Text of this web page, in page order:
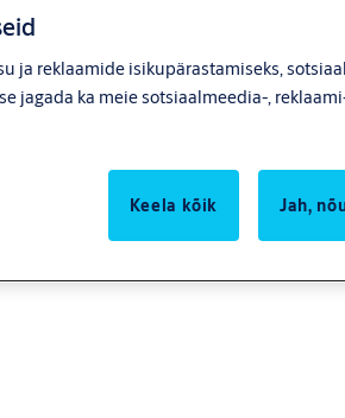
ja reklaamide isikupärastamiseks,
jagada ka meie sotsiaalmeedia-,
Keela kõik Jah,